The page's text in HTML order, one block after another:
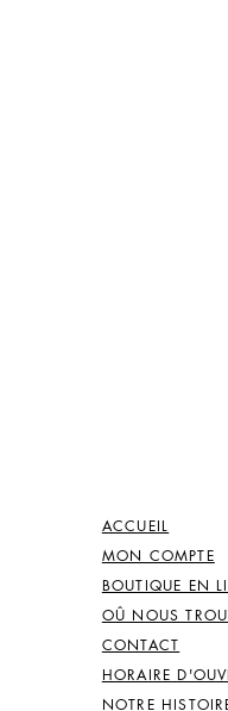
ACCUEIL
MON COMPTE
BOUTIQUE EN
OÛ NOUS
CONTACT
HORAIRE
NOTRE